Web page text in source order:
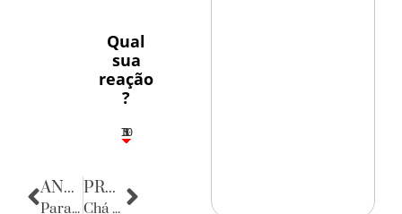
Qual
sua
reação
?
5
1
1
3
10
ANTERIOR
Parabéns
PRÓXIMA
Chá com charme